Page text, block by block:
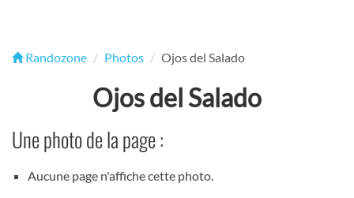
Randozone Photos Ojos del Salado
Ojos del Salado
Une photo de la page :
Aucune page n'affiche cette photo.